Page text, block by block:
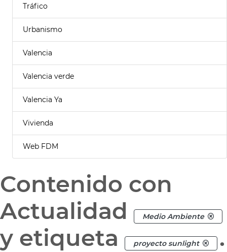
Tráfico
Urbanismo
Valencia
Valencia verde
Valencia Ya
Vivienda
Web FDM
Contenido con
Actualidad
Medio Ambiente
y etiqueta proyecto sunlight .